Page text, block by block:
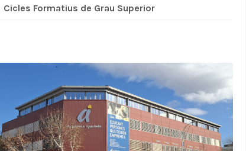
Cicles Formatius de Grau Superior